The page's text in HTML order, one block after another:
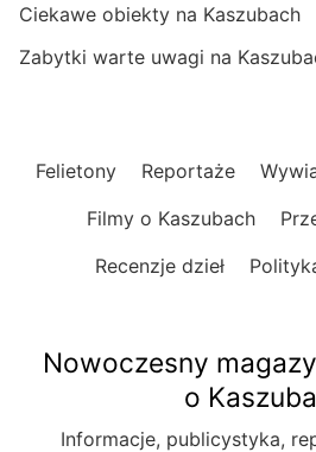
Ciekawe obiekty na Kaszubach
Zabytki warte uwagi na
Felietony Reportaże
Filmy o Kaszubach
Recenzje dzieł
Nowoczesny
o
Informacje, publicystyka,